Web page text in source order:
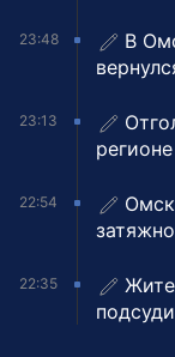
23:48
В
23:13
22:54
22:35